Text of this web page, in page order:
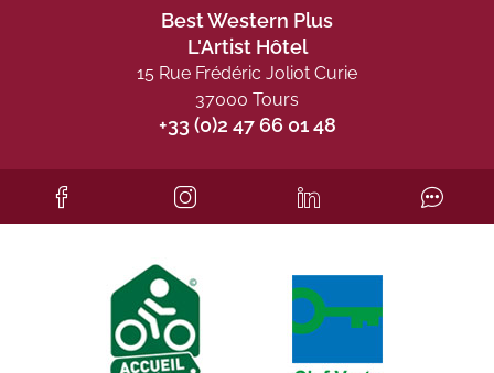
Best Western Plus
L'Artist Hôtel
15 Rue Frédéric Joliot Curie
37000 Tours
+33 (0)2 47 66 01 48